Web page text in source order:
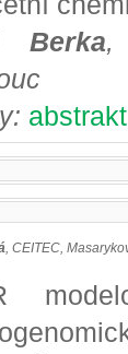
Berka,
abstrakt
, CEITEC,